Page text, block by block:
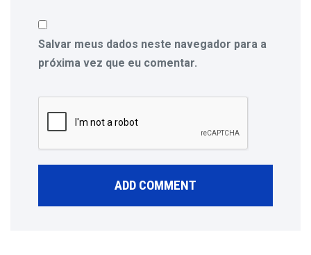
Salvar meus dados neste navegador para a
próxima vez que eu comentar.